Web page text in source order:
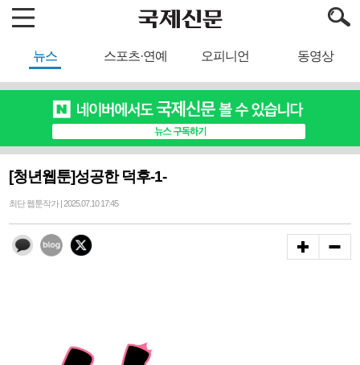
뉴스 스포츠·연예 오피니언 동영상
[청년웹툰]성공한 덕후-1-
최단 웹툰작가 | 2025.07.10 17:45